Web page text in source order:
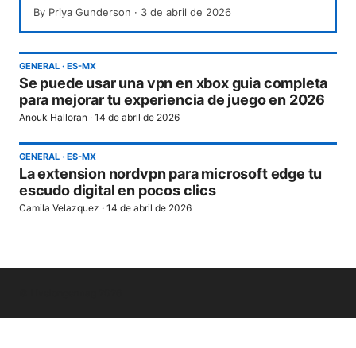
By Priya Gunderson · 3 de abril de 2026
GENERAL · ES-MX
Se puede usar una vpn en xbox guia completa
para mejorar tu experiencia de juego en 2026
Anouk Halloran · 14 de abril de 2026
GENERAL · ES-MX
La extension nordvpn para microsoft edge tu
escudo digital en pocos clics
Camila Velazquez · 14 de abril de 2026